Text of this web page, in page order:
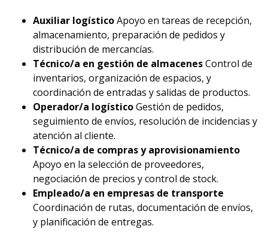
Auxiliar logísticoApoyo en tareas de recepción,
almacenamiento, preparación de pedidos y
distribución de mercancías.
Técnico/a en gestión de almacenesControl de
inventarios, organización de espacios, y
coordinación de entradas y salidas de productos.
Operador/a logísticoGestión de pedidos,
seguimiento de envíos, resolución de incidencias y
atención al cliente.
Técnico/a de compras y aprovisionamiento
Apoyo en la selección de proveedores,
negociación de precios y control de stock.
Empleado/a en empresas de transporte
Coordinación de rutas, documentación de envíos,
y planificación de entregas.